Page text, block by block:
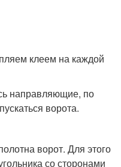
клеем на каждой
направляющие, по
ворота.
ворот. Для этого
со сторонами